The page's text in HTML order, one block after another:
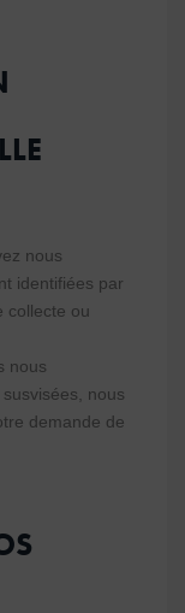
nous
identifiées par
collecte ou
nous
nous
demande de